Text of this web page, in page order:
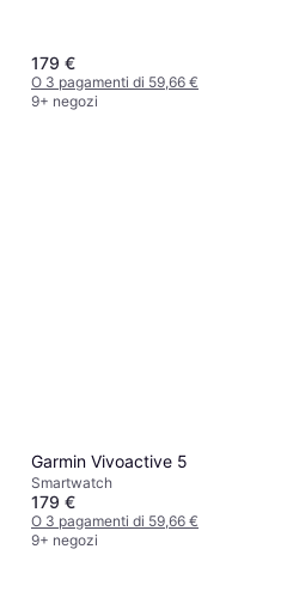
179 €
O 3 pagamenti di 59,66 €
9+ negozi
Garmin Vivoactive 5
Smartwatch
179 €
O 3 pagamenti di 59,66 €
9+ negozi